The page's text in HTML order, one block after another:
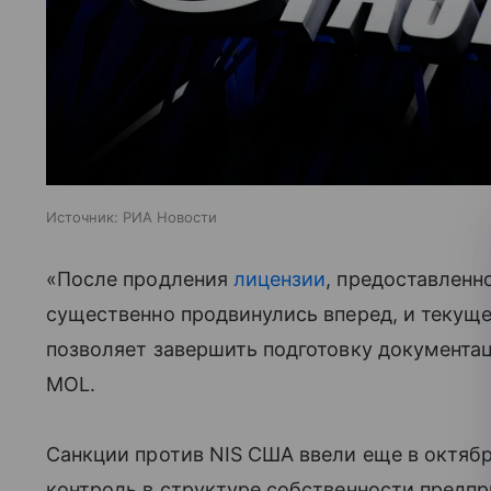
Источник: РИА Новости
«После продления лицензии,
существенно продвинулись вперед, и
позволяет завершить подготовку
MOL.
Санкции против NIS США ввели еще в